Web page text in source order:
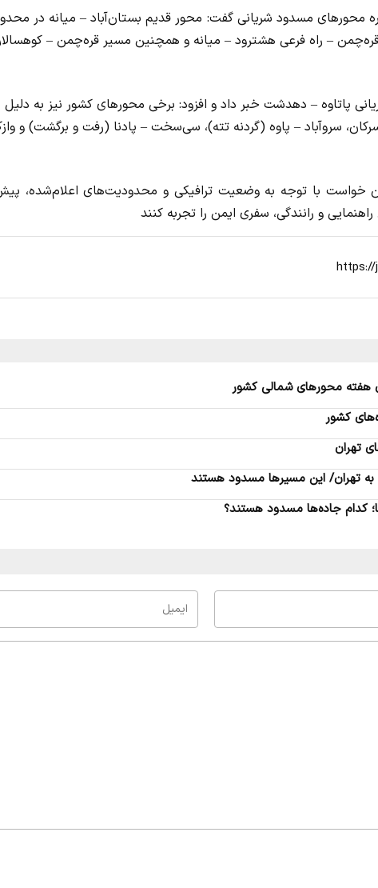
محورهای مسدود شریانی گفت: محور قدیم بستان‌آباد – میانه در
– راه فرعی هشترود – میانه و همچنین مسیر قره‌چمن –
پاتاوه – دهدشت خبر داد و افزود: برخی محورهای کشور نیز به
سروآباد – پاوه (گردنه تته)، سی‌سخت – پادنا (رفت و برگشت) و
خواست با توجه به وضعیت ترافیکی و محدودیت‌های اعلام‌شده،
و رانندگی، سفری ایمن را تجربه کنند
هفته محورهای شمالی کشور
کشور
تهران
تهران/ این مسیرها مسدود هستند
کدام جاده‌ها مسدود هستند؟